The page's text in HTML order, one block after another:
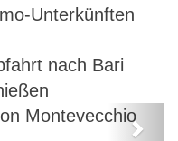
Unterkünften
nach Bari
Next